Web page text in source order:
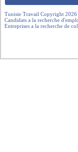
Tunisie Travail Copyright
Candidats a la recherche
Entreprises a la recherche de